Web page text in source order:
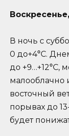
В ночь с
0 до+4°C.
до +9…+12°C,
малооблачно
восточный
порывах до
будет